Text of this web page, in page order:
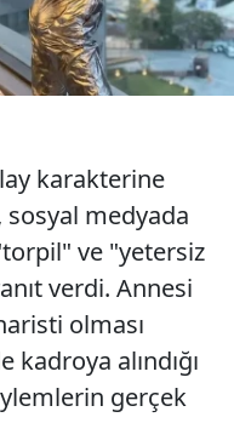
karakterine
sosyal medyada
ve "yetersiz
verdi. Annesi
olması
kadroya alındığı
gerçek